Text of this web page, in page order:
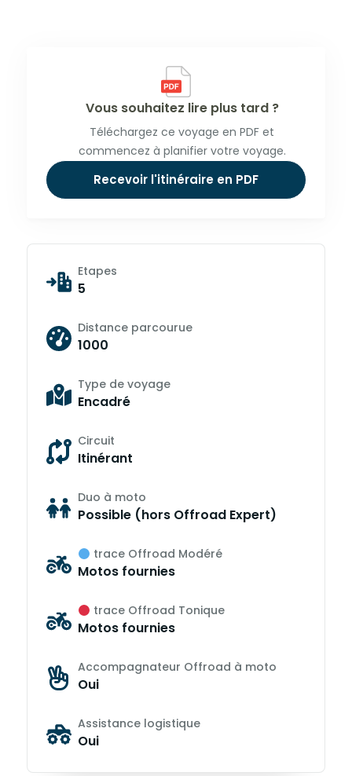
Vous souhaitez lire plus tard ?
Téléchargez ce voyage en PDF et
commencez à planifier votre voyage.
Recevoir l'itinéraire en PDF
Etapes
5
Distance parcourue
1000
Type de voyage
Encadré
Circuit
Itinérant
Duo à moto
Possible (hors Offroad Expert)
trace Offroad Modéré
Motos fournies
trace Offroad Tonique
Motos fournies
Accompagnateur Offroad à moto
Oui
Assistance logistique
Oui